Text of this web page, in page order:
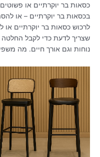
כסאות בר יוקרתיים או
בכסאות בר יוקרתיים – או
לרכוש כסאות בר יוקרתיים
שצריך לדעת כדי לקבל
נוחות וגם אורך חיים. מה